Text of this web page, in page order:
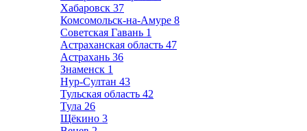
Хабаровск 37
Комсомольск-на-Амуре 8
Советская Гавань 1
Астраханская область 47
Астрахань 36
Знаменск 1
Нур-Султан 43
Тульская область 42
Тула 26
Щёкино 3